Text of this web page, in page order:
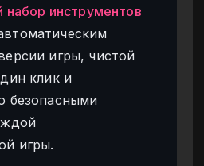
набор инструментов
игры, чистой
клик и
безопасными
игры.